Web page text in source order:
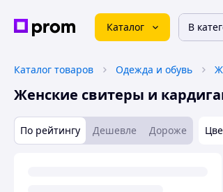
Каталог В
Каталог товаров Одежда и обувь
Женские свитеры и
По рейтингу Дешевле Дороже